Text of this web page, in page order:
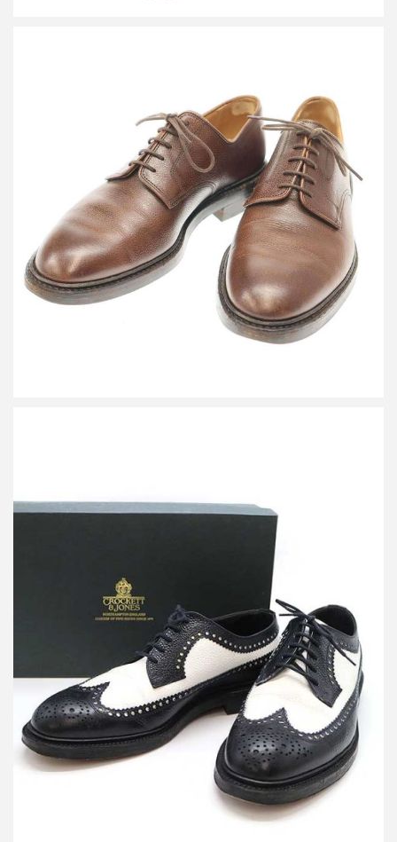
クロケット＆ジョーンズ SEDGEMOOR 3 セッジムーア3 プレー
ントゥ レザーシューズ
買取金額12,000円
詳しく見る
クロケット＆ジョーンズ CHEVIOT LAST 335 レザーウィングチッ
プシューズ
買取金額13,000円
詳しく見る